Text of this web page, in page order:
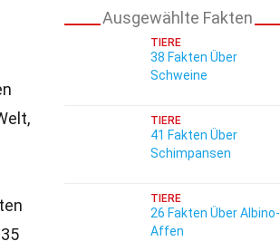
Ausgewählte Fakten
TIERE
38 Fakten Über
Schweine
TIERE
41 Fakten Über
Schimpansen
TIERE
26 Fakten Über Albino-
Affen